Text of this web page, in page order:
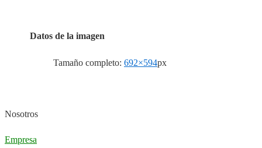
Datos de la imagen
Tamaño completo: 692×594px
Nosotros
Empresa